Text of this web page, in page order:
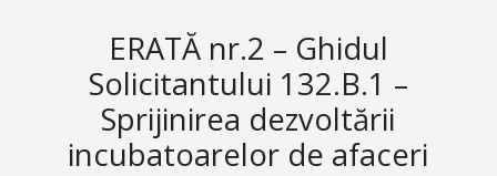
ERATĂ nr.2 – Ghidul
Solicitantului 132.B.1 –
Sprijinirea dezvoltării
incubatoarelor de afaceri